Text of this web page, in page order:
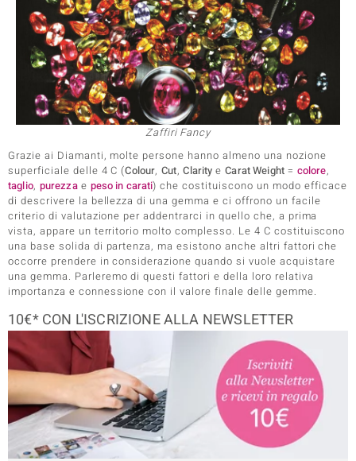
Zaffiri Fancy
Grazie ai Diamanti, molte persone hanno almeno una nozione
superficiale delle 4 C (Colour,Cut,Clarity eCarat Weight= colore,
taglio, purezzae peso in carati) che costituiscono un modo efficace
di descrivere la bellezza di una gemma e ci offrono un facile
criterio di valutazione per addentrarci in quello che, a prima
vista, appare un territorio molto complesso. Le 4 C costituiscono
una base solida di partenza, ma esistono anche altri fattori che
occorre prendere in considerazione quando si vuole acquistare
una gemma. Parleremo di questi fattori e della loro relativa
importanza e connessione con il valore finale delle gemme.
10€* CON L'ISCRIZIONE ALLA NEWSLETTER